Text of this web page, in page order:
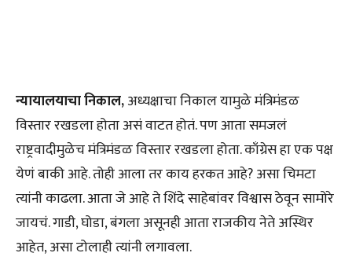
न्यायालयाचा निकाल,अध्यक्षाचा निकाल यामुळे मंत्रिमंडळ
विस्तार रखडला होता असं वाटत होतं. पण आता समजलं
राष्ट्रवादीमुळेच मंत्रिमंडळ विस्तार रखडला होता. काँग्रेस हा एक पक्ष
येणं बाकी आहे. तोही आला तर काय हरकत आहे? असा चिमटा
त्यांनी काढला. आता जे आहे ते शिंदे साहेबांवर विश्वास ठेवून सामोरे
जायचं. गाडी, घोडा, बंगला असूनही आता राजकीय नेते अस्थिर
आहेत, असा टोलाही त्यांनी लगावला.